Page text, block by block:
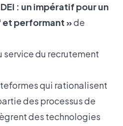
: un impératif pour un
performant »de
service du recrutement
qui rationalisent
des processus de
des technologies